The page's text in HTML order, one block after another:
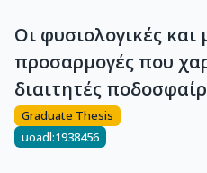
Οι φυσιολογικές και
προσαρμογές που
διαιτητές
Graduate Thesis
uoadl:1938456